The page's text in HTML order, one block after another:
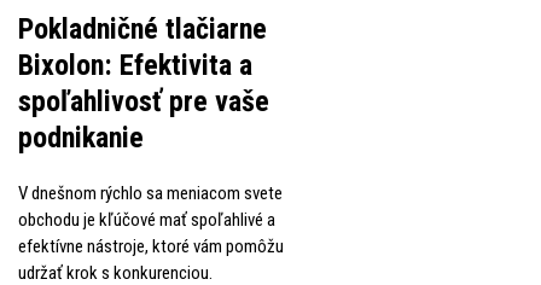
Pokladničné tlačiarne
Bixolon: Efektivita a
spoľahlivosť pre vaše
podnikanie
V dnešnom rýchlo sa meniacom svete
obchodu je kľúčové mať spoľahlivé a
efektívne nástroje, ktoré vám pomôžu
udržať krok s konkurenciou.